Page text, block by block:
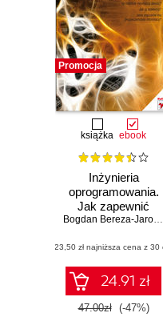
Promocja
książka ebook
Inżynieria
oprogramowania.
Jak zapewnić
jakość tworzonym
Bogdan Bereza-Jarociński
(23,50 zł najniższa cena z 30
24.91 zł
47.00zł (-47%)